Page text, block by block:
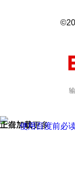
正在加载
上滑加载更多
使用百度前必